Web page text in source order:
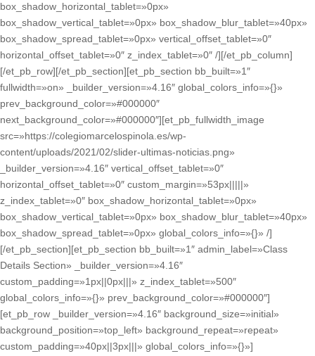
box_shadow_horizontal_tablet=»0px»
box_shadow_vertical_tablet=»0px» box_shadow_blur_tablet=»40px»
box_shadow_spread_tablet=»0px» vertical_offset_tablet=»0″
horizontal_offset_tablet=»0″ z_index_tablet=»0″ /][/et_pb_column]
[/et_pb_row][/et_pb_section][et_pb_section bb_built=»1″
fullwidth=»on» _builder_version=»4.16″ global_colors_info=»{}»
prev_background_color=»#000000″
next_background_color=»#000000″][et_pb_fullwidth_image
src=»https://colegiomarcelospinola.es/wp-
content/uploads/2021/02/slider-ultimas-noticias.png»
_builder_version=»4.16″ vertical_offset_tablet=»0″
horizontal_offset_tablet=»0″ custom_margin=»53px|||||»
z_index_tablet=»0″ box_shadow_horizontal_tablet=»0px»
box_shadow_vertical_tablet=»0px» box_shadow_blur_tablet=»40px»
box_shadow_spread_tablet=»0px» global_colors_info=»{}» /]
[/et_pb_section][et_pb_section bb_built=»1″ admin_label=»Class
Details Section» _builder_version=»4.16″
custom_padding=»1px||0px|||» z_index_tablet=»500″
global_colors_info=»{}» prev_background_color=»#000000″]
[et_pb_row _builder_version=»4.16″ background_size=»initial»
background_position=»top_left» background_repeat=»repeat»
custom_padding=»40px||3px|||» global_colors_info=»{}»]